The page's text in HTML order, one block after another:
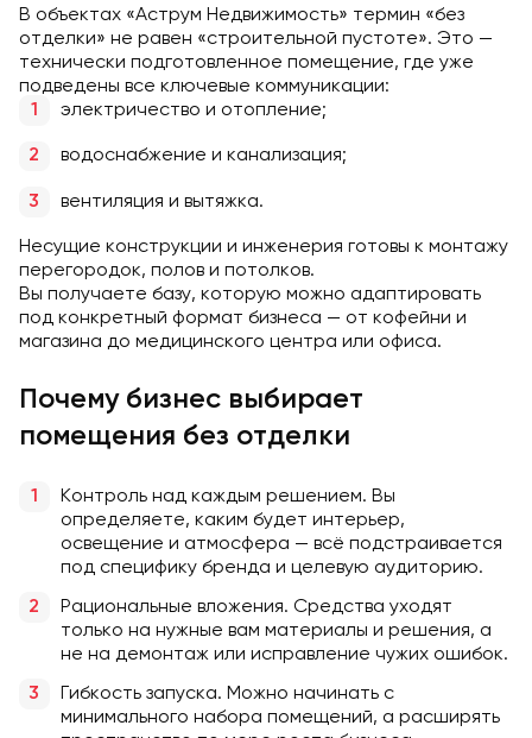
В объектах «Аструм Недвижимость» термин «без
отделки» не равен «строительной пустоте». Это —
технически подготовленное помещение, где уже
подведены все ключевые коммуникации:
электричество и отопление;
водоснабжение и канализация;
вентиляция и вытяжка.
Несущие конструкции и инженерия готовы к монтажу
перегородок, полов и потолков.
Вы получаете базу, которую можно адаптировать
под конкретный формат бизнеса — от кофейни и
магазина до медицинского центра или офиса.
Почему бизнес выбирает
помещения без отделки
Контроль над каждым решением. Вы
определяете, каким будет интерьер,
освещение и атмосфера — всё подстраивается
под специфику бренда и целевую аудиторию.
Рациональные вложения. Средства уходят
только на нужные вам материалы и решения, а
не на демонтаж или исправление чужих ошибок.
Гибкость запуска. Можно начинать с
минимального набора помещений, а расширять